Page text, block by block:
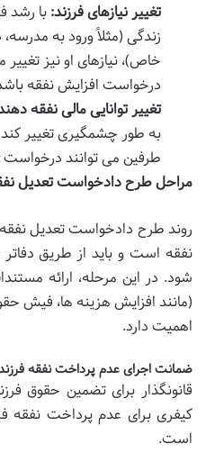
تغییر نیازهای فرزند: با رشد
زندگی (مثلاً ورود به مدرسه،
خاص)، نیازهای او نیز
درخواست افزایش نفقه
تغییر توانایی مالی نفقه
به طور چشمگیری تغییر
طرفین می توانند درخواست
مراحل طرح دادخواست تعدیل
روند طرح دادخواست تعدیل
نفقه است و باید از طریق
شود. در این مرحله، ارائه
(مانند افزایش هزینه ها، فیش
اهمیت دارد.
ضمانت اجرای عدم پرداخت نفقه
قانونگذار برای تضمین حقوق
کیفری برای عدم پرداخت نفقه
است.